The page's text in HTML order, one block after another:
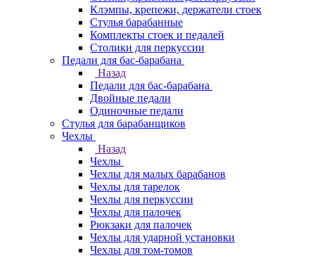
Клэмпы, крепежи, держатели стоек
Стулья барабанные
Комплекты стоек и педалей
Столики для перкуссии
Педали для бас-барабана
Назад
Педали для бас-барабана
Двойные педали
Одиночные педали
Стулья для барабанщиков
Чехлы
Назад
Чехлы
Чехлы для малых барабанов
Чехлы для тарелок
Чехлы для перкуссии
Чехлы для палочек
Рюкзаки для палочек
Чехлы для ударной установки
Чехлы для том-томов